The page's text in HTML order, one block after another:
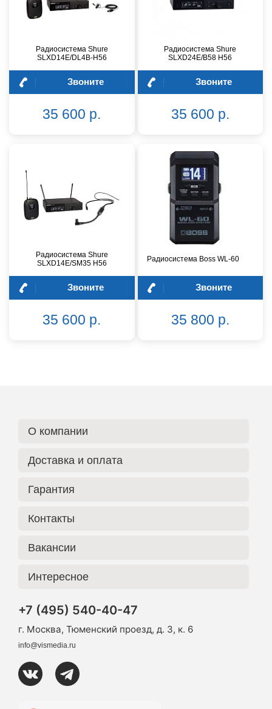
Радиосистема Shure
SLXD14E/DL4B-H56
Звоните
35 600 р.
Радиосистема Shure
SLXD24E/B58 H56
Звоните
35 600 р.
Радиосистема Shure
SLXD14E/SM35 H56
Звоните
35 600 р.
Радиосистема Boss WL-60
Звоните
35 800 р.
О компании
Доставка и оплата
Гарантия
Контакты
Вакансии
Интересное
+7 (495) 540-40-47
г. Москва, Тюменский проезд, д. 3, к. 6
info@vismedia.ru